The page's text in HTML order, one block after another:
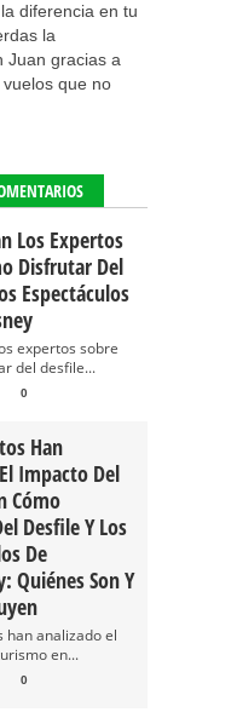
diferencia en tu
la
Juan gracias a
que no
Los Expertos
Disfrutar Del
Espectáculos
expertos sobre
del desfile...
0
Han
Impacto Del
Cómo
Desfile Y Los
De
Quiénes Son Y
han analizado el
en...
0